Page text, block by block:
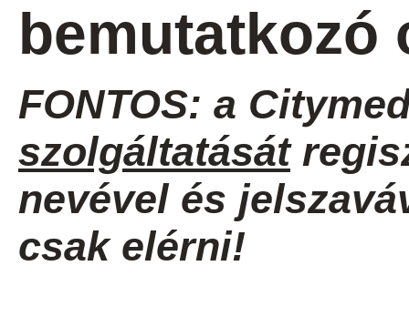
bemutatkozó
FONTOS: a
szolgáltatását
nevével és
csak elérni!